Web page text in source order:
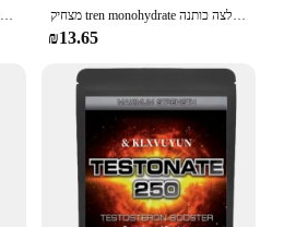
שריר בניין קיצוני טסטוסטרון transdermal טלאים סטרואידים המאיץ אנבוליים, עם ויטמין b6 טלאים, עשוי בארה "ב. מצחיק tren monohydrate סטרואידים אנבוליים חולצת טריקו גברים נשים וינטג 'היפ הופ שרוול קצר חולצה כותנה
₪13.65